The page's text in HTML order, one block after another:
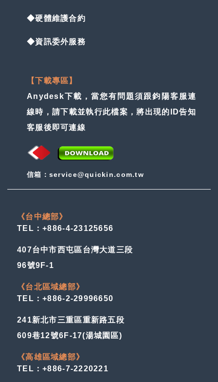
◆硬體維護合約
◆資訊委外服務
【下載專區】
Anydesk下載，當您有問題須跟鈞陽客服連
線時，請下載並執行此檔案，將出現的ID告知
客服後即可連線
信箱：service@quickin.com.tw
《台中總部》
TEL：+886-4-23125656
407台中市西屯區台灣大道三段
96號9F-1
《台北區域總部》
TEL：+886-2-29996650
241新北市三重區重新路五段
609巷12號6F-17(湯城園區)
《高雄區域總部》
TEL：+886-7-2220221